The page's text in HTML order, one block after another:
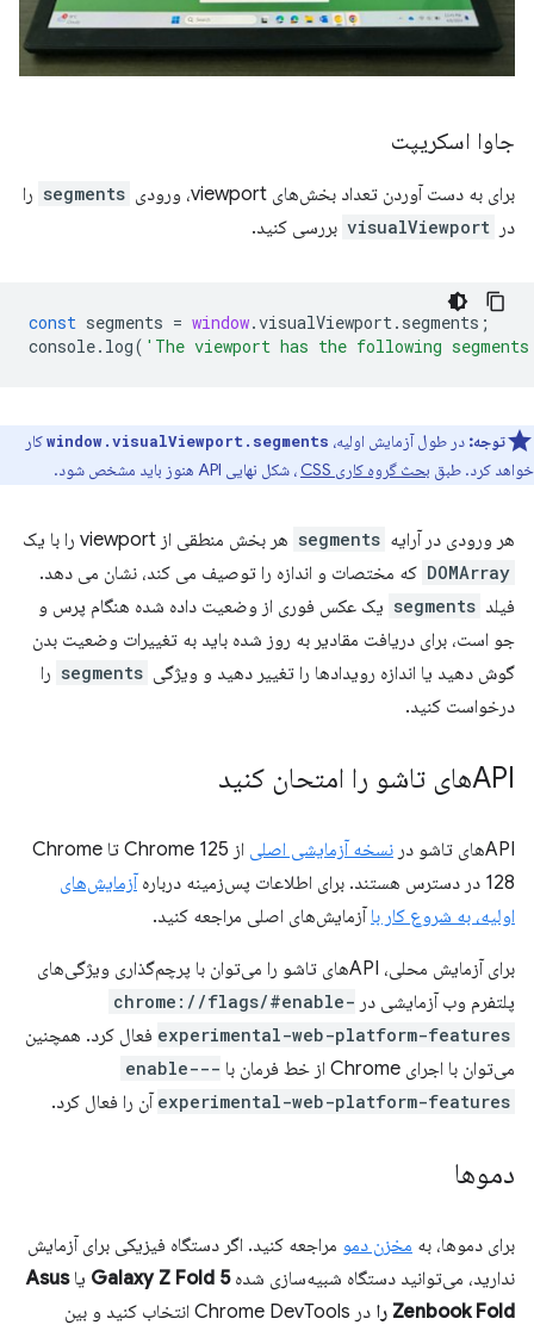
جاوا اسکریپت
برای به دست آوردن تعداد بخش‌های viewport، ورودی segments را
در
visualViewport بررسی کنید.
const segments = window.visualViewport . segments ;
console. log( 'The viewport has the following
توجه: در طول آزمایش اولیه، window.visualViewport.segmentsکار
خواهد کرد. طبق بحث گروه کاری CSS ، شکل نهایی API هنوز باید مشخص شود.
هر ورودی در آرایه segments هر بخش منطقی از viewport را با یک
DOMArray که مختصات و اندازه را توصیف می کند، نشان می دهد.
فیلد segments یک عکس فوری از وضعیت داده شده هنگام پرس و
جو است، برای دریافت مقادیر به روز شده باید به تغییرات وضعیت بدن
گوش دهید یا اندازه رویدادها را تغییر دهید و ویژگی segments را
درخواست کنید.
APIهای تاشو را امتحان کنید
APIهای تاشو در نسخه آزمایشی اصلی
از Chrome 125 تا Chrome
128 در دسترس هستند. برای اطلاعات پس‌زمینه درباره
آزمایش‌های
اولیه، به شروع کار با آزمایش‌های اصلی مراجعه کنید.
برای آزمایش محلی، APIهای تاشو را می‌توان با پرچم‌گذاری ویژگی‌های
پلتفرم وب آزمایشی در chrome://flags/#enable-
experimental-web-platform-features فعال کرد. همچنین
می‌توان با اجرای Chrome از خط فرمان با
--enable-
experimental-web-platform-features آن را فعال کرد.
دموها
برای دموها، به مخزن دمو مراجعه کنید. اگر دستگاه فیزیکی برای آزمایش
ندارید، می‌توانید دستگاه شبیه‌سازی شدهGalaxy Z Fold 5 یاAsus
Zenbook Fold را
در Chrome DevTools انتخاب کنید و بین